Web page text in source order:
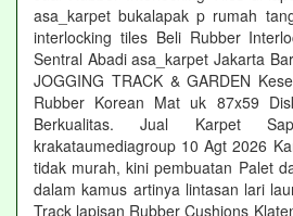
asa_karpet bukalapak p rumah
interlocking tiles Beli Rubber
Sentral Abadi asa_karpet Jakarta
JOGGING TRACK & GARDEN
Rubber Korean Mat uk 87x59
Berkualitas. Jual Karpet
krakataumediagroup 10 Agt 2026
tidak murah, kini pembuatan Palet
dalam kamus artinya lintasan lari
Track lapisan Rubber Cushions